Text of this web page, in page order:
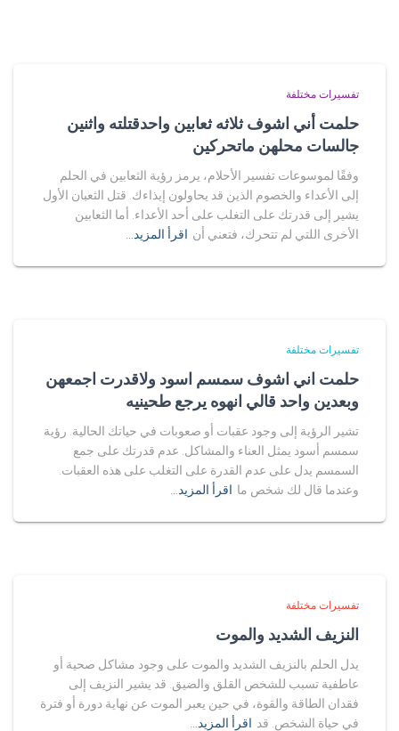
تفسيرات مختلفة
حلمت أني اشوف ثلاثه ثعابين واحدقتلته واثنين
جالسات محلهن ماتحركين
وفقًا لموسوعات تفسير الأحلام، يرمز رؤية الثعابين في الحلم
إلى الأعداء والخصوم الذين قد يحاولون إيذاءك. قتل الثعبان الأول
يشير إلى قدرتك على التغلب على أحد الأعداء. أما الثعابين
الأخرى اللتي لم تتحرك، فتعني أن اقرأ المزيد…
تفسيرات مختلفة
حلمت اني اشوف سمسم اسود ولاقدرت اجمعهن
وبعدين واحد قالي انهوه يرجع طحينيه
تشير الرؤية إلى وجود عقبات أو صعوبات في حياتك الحالية. رؤية
سمسم أسود يمثل العناء والمشاكل. عدم قدرتك على جمع
السمسم يدل على عدم القدرة على التغلب على هذه العقبات.
وعندما قال لك شخص ما اقرأ المزيد…
تفسيرات مختلفة
النزيف الشديد والموت
يدل الحلم بالنزيف الشديد والموت على وجود مشاكل صحية أو
عاطفية تسبب للشخص القلق والضيق. قد يشير النزيف إلى
فقدان الطاقة والقوة، في حين يعبر الموت عن نهاية دورة أو فترة
في حياة الشخص. قد اقرأ المزيد…